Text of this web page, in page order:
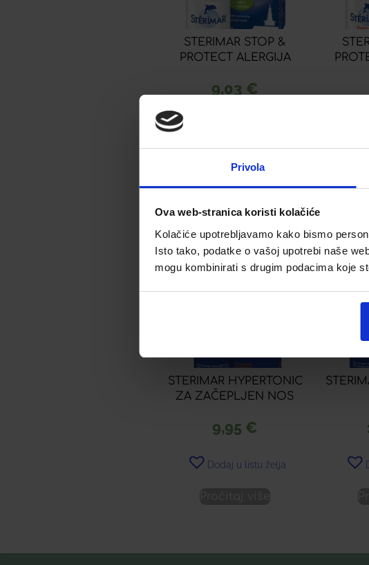
Privola
Ova web-stranica koristi kolačiće
Kolačiće upotrebljavamo kako bismo
Isto tako, podatke o vašoj upotrebi naše
mogu kombinirati s drugim podacima koje
STERIMAR STOP &
PROTECT ALERGIJA
9,03 €
Pročitaj više
STERIMAR HYPERTONIC
ZA ZAČEPLJEN NOS
9,95 €
Dodaj u listu želja